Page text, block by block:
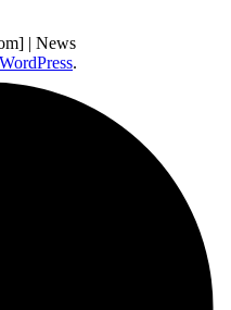
| News
WordPress.